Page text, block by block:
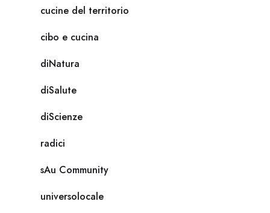
cucine del territorio
cibo e cucina
diNatura
diSalute
diScienze
radici
sAu Community
universolocale